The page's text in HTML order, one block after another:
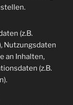
(z.B.
Nutzungsdaten
an Inhalten,
(z.B.